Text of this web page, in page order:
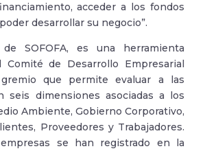
acceder a los fondos
desarrollar su negocio”.
SOFOFA, es una herramienta
de Desarrollo Empresarial
que permite evaluar a las
seis dimensiones asociadas a los
Ambiente, Gobierno Corporativo,
Proveedores y Trabajadores.
se han registrado en la